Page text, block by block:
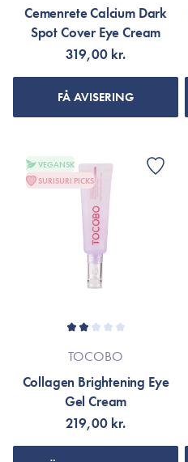
Cemenrete Calcium Dark
Spot Cover Eye Cream
319,00 kr.
FÅ AVISERING
VEGANSK
SURISURI PICKS
TOCOBO
Collagen Brightening Eye
Gel Cream
219,00 kr.